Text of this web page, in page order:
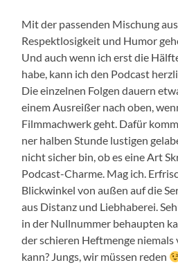
Mit der passenden Mischung
Respektlosigkeit und Humor
Und auch wenn ich erst die
habe, kann ich den Podcast
Die einzelnen Folgen dauern
einem Ausreißer nach oben,
Filmmachwerk geht. Dafür
ner halben Stunde lustigen
nicht sicher bin, ob es eine Art
Podcast-Charme. Mag ich.
Blickwinkel von außen auf die
aus Distanz und Liebhaberei.
in der Nullnummer behaupten
der schieren Heftmenge niemals
kann? Jungs, wir müssen reden